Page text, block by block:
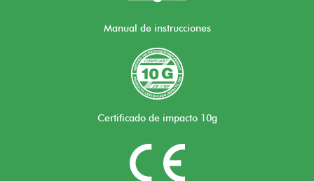
Manual de instrucciones
Certificado de impacto 10g